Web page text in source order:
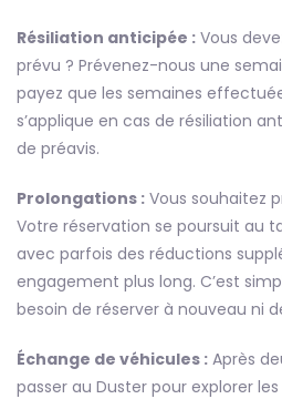
Résiliation anticipée : Vous
prévu ? Prévenez-nous une
payez que les semaines
s’applique en cas de résiliation
de préavis.
Prolongations : Vous souhaitez
Votre réservation se poursuit au
avec parfois des réductions
engagement plus long. C’est
besoin de réserver à nouveau ni
Échange de véhicules : Après
passer au Duster pour explorer